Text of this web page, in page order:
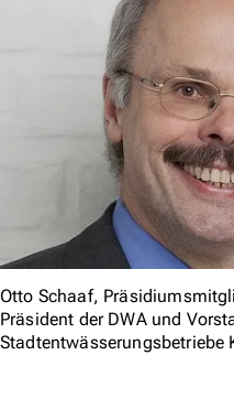
Otto Schaaf,
Präsident der DWA und
Stadtentwässerungsbetriebe